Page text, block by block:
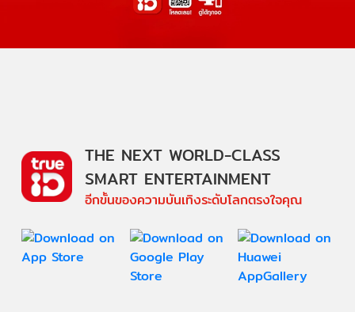
THE NEXT WORLD-CLASS
SMART ENTERTAINMENT
อีกขั้นของความบันเทิงระดับโลกตรงใจคุณ